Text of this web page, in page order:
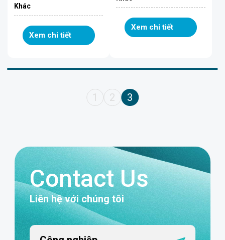
Khác
Xem chi tiết
Xem chi tiết
1 2 3
Contact Us
Liên hệ với chúng tôi